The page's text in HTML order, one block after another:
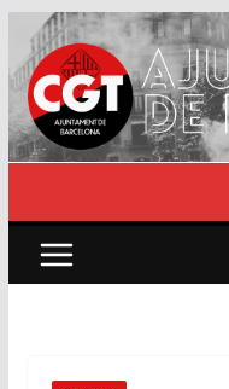
Skip
to
content